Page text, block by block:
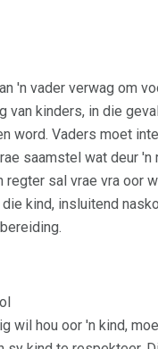
'n vader verwag om
van kinders, in die
word. Vaders moet
saamstel wat deur 'n
regter sal vrae vra oor
kind, insluitend
wil hou oor 'n kind,